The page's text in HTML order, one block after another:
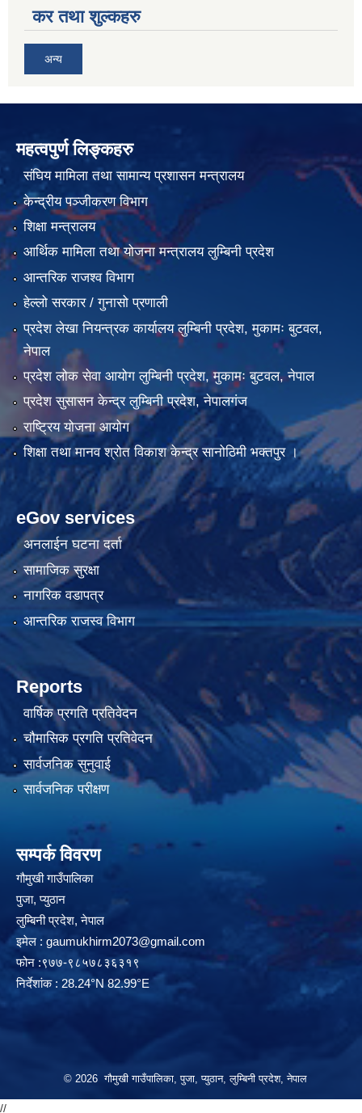
कर तथा शुल्कहरु
अन्य
महत्वपुर्ण लिङ्कहरु
संघिय मामिला तथा सामान्य प्रशासन मन्त्रालय
केन्द्रीय पञ्जीकरण विभाग
शिक्षा मन्त्रालय
आर्थिक मामिला तथा योजना मन्त्रालय लुम्बिनी प्रदेश
आन्तरिक राजश्व विभाग
हेल्लो सरकार / गुनासो प्रणाली
प्रदेश लेखा नियन्त्रक कार्यालय लुम्बिनी प्रदेश, मुकामः बुटवल,
नेपाल
प्रदेश लोक सेवा आयोग लुम्बिनी प्रदेश, मुकामः बुटवल, नेपाल
प्रदेश सुसासन केन्द्र लुम्बिनी प्रदेश, नेपालगंज
राष्ट्रिय योजना आयोग
शिक्षा तथा मानव श्रोत विकाश केन्द्र सानोठिमी भक्तपुर ।
eGov services
अनलाईन घटना दर्ता
सामाजिक सुरक्षा
नागरिक वडापत्र
आन्तरिक राजस्व विभाग
Reports
वार्षिक प्रगति प्रतिवेदन
चौमासिक प्रगति प्रतिवेदन
सार्वजनिक सुनुवाई
सार्वजनिक परीक्षण
सम्पर्क विवरण
गौमुखी गाउँपालिका
पुजा, प्युठान
लुम्बिनी प्रदेश, नेपाल
इमेल : gaumukhirm2073@gmail.com
फोन :९७७-९८५७८३६३१९
निर्देशांक : 28.24°N 82.99°E
© 2026 गौमुखी गाउँपालिका, पुजा, प्युठान, लुम्बिनी प्रदेश, नेपाल
//